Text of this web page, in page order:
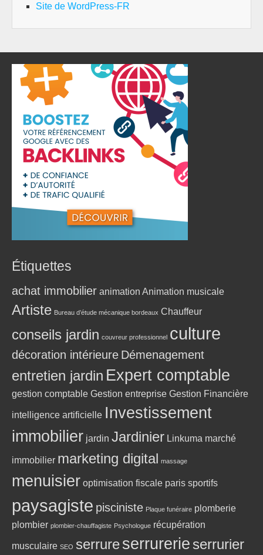
Site de WordPress-FR
Étiquettes
achat immobilier animation Animation musicale
Artiste Bureau d’étude mécanique bordeaux Chauffeur
conseils jardin couvreur professionnel culture
décoration intérieure Démenagement
entretien jardin Expert comptable
gestion comptable Gestion entreprise Gestion Financière
intelligence artificielle Investissement
immobilier jardin Jardinier Linkuma marché
immobilier marketing digital massage
menuisier optimisation fiscale paris sportifs
paysagiste pisciniste Plaque funéraire plomberie
plombier plombier-chauffagiste Psychologue récupération
musculaire SEO serrureserrurerie serrurier